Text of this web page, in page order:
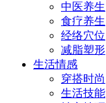
中医养生
食疗养生
经络穴位
减脂塑形
生活情感
穿搭时尚
生活技能